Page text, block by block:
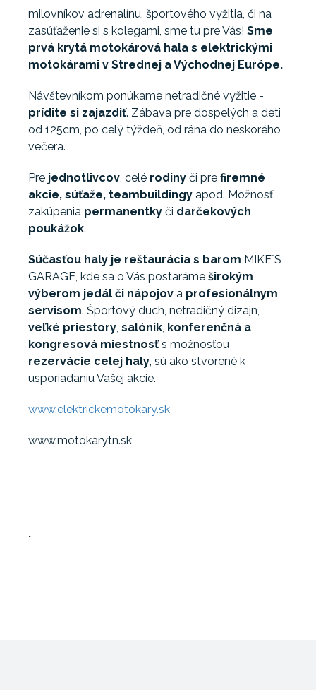
milovníkov adrenalínu, športového vyžitia, či na
zasúťaženie si s kolegami, sme tu pre Vás! Sme
prvá krytá motokárová hala s elektrickými
motokárami v Strednej a Východnej Európe.
Návštevníkom ponúkame netradičné vyžitie -
prídite si zajazdiť. Zábava pre dospelých a deti
od 125cm, po celý týždeň, od rána do neskorého
večera.
Pre jednotlivcov , celé rodiny či pre firemné
akcie, súťaže, teambuildingy apod. Možnosť
zakúpenia permanentky či darčekových
poukážok.
Súčasťou haly je reštaurácia s barom MIKE´S
GARAGE, kde sa o Vás postaráme širokým
výberom jedál či nápojov a profesionálnym
servisom. Športový duch, netradičný dizajn,
veľké priestory salónik konferenčná a
kongresová miestnosťs možnosťou
rezervácie celej haly , sú ako stvorené k
usporiadaniu Vašej akcie.
www.elektrickemotokary.sk
www.motokarytn.sk
.